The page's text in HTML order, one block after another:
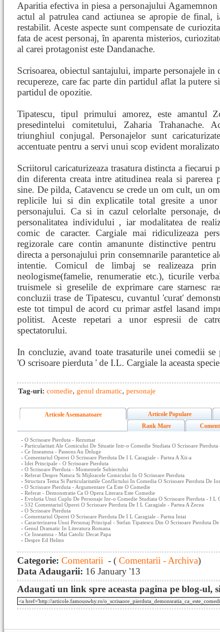
Aparitia efectiva in piesa a personajului Agamemnon
actul al patrulea cand actiunea se apropie de final,
restabilit. Aceste aspecte sunt compensate de
fata de acest personaj, în aparenta misterios,
al carei protagonist este Dandanache.
Scrisoarea, obiectul santajului, imparte personajele in
recupereze, care fac parte din partidul aflat la putere
partidul de opozitie.
Tipatescu, tipul primului amorez, este amantul
presedintelui comitetului, Zaharia Trahanache.
triunghiul conjugal. Personajelor sunt
accentuate pentru a servi unui scop evident
Scriitorul caricaturizeaza trasatura distincta a fiecarui
din diferenta creata intre atitudinea reala si parerea
sine. De pilda, Catavencu se crede un om cult, un
replicile lui si din explicatile total gresite a unor
personajului. Ca si in cazul celorlalte personaje,
personalitatea individului , iar modalitatea de
comic de caracter. Cargiale mai ridiculizeaza
regizorale care contin amanunte distinctive pentru
directa a personajului prin consemnarile parantetice
intentie. Comicul de limbaj se realizeaza
neologisme(famelie, renumeratie etc.), ticurile
truismele si greselile de exprimare care starnesc
concluzii trase de Tipatescu, cuvantul 'curat'
este tot timpul de acord cu primar astfel lasand
politist. Aceste repetari a unor espresii de
spectatorului.
In concluzie, avand toate trasaturile unei comedii se
'O scrisoare pierduta ' de I.L. Cargiale la aceasta
Tag-uri: comedie, genul dramatic, personaje
Articole Asemanatoare
Articole Populare
Rank Mare
- O Scrisoare Pierduta - Rezumat
- Particularitati Ale Comicului De Situatie Intr-o Comedie Studiata O Scrisoare
- Ce Inseamna - Passons Au Deluge
- Comentariul Operei O Scrisoare Pierduta De I L Caragiale - Partea A Xii-a
- Idei Principale - O Scrisoare Pierduta
- O Scrisoare Pierduta - Momentele Subiectului
- Referat Despre Natura Si Mijloacele Comicului In O Scrisoare Pierduta
- Structura Tema Si Particularitatile Conflictului In Comedia O Scrisoare Pierduta De
- O Scrisoare Pierduta - Argumentare Ca Este O Comedie
- Referat - Demonstratie Ca O Opera Literara Este Comedie
- Evolutia Unui Cuplu De Personaje Inr-o Comedie Studiata O Scrisoare Pierduta - I L
- 532 Comentariul Operei O Scrisoare Pierduta De I L Caragiale - Partea A Zecea
- O Scrisoare Pierduta
- Comentariul Operei O Scrisoare Pierduta De I L Caragiale - Partea Intai
- Caracterizarea Unui Personaj Principal - Stefan Tipatescu Din O Scrisoare Pierduta
- Genul Dramatic In Literatura Romana
- Ce Inseamna - Mai Catolic Decat Papa
- Despre Ed Helms
Categorie: Comentarii - ( Comentarii - Archiva)
Data Adaugarii: 16 January '13
Adaugati un link spre aceasta pagina pe blog-ul,